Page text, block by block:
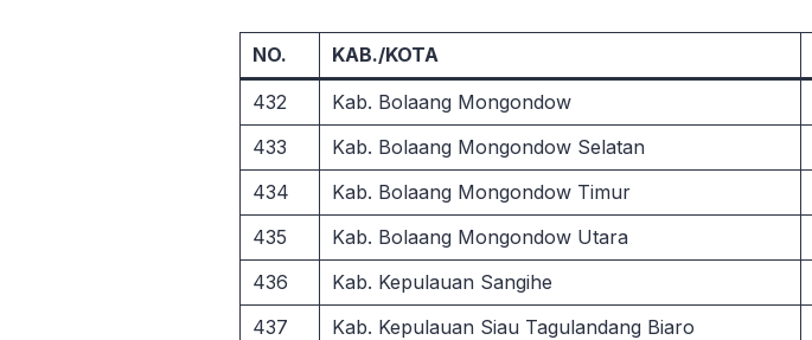
NO. KAB./KOTA
432
Kab. Bolaang Mongondow
433
Kab. Bolaang Mongondow Selatan
434
Kab. Bolaang Mongondow Timur
435
Kab. Bolaang Mongondow Utara
436
Kab. Kepulauan Sangihe
437
Kab. Kepulauan Siau Tagulandang Biaro